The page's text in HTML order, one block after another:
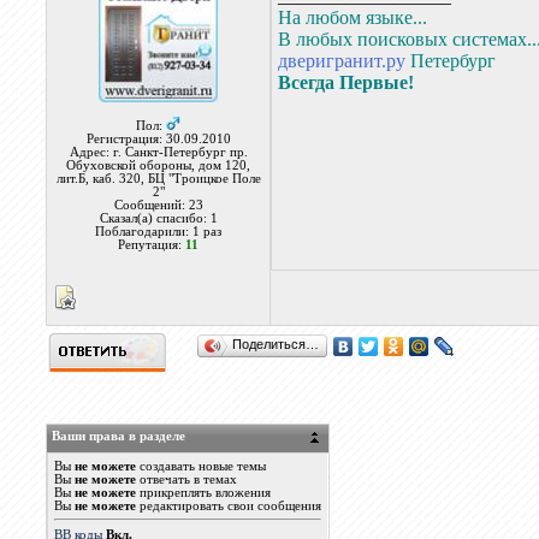
Пол:
Регистрация: 30.09.2010
Адрес: г. Санкт-Петербург пр.
Обуховской обороны, дом 120,
лит.Б, каб. 320, БЦ "Троицкое Поле
2"
Сообщений: 23
Сказал(а) спасибо: 1
Поблагодарили: 1 раз
Репутация: 11
На любом языке...
В любых поисковых системах...
дверигранит.ру Петербург
Всегда Первые!
Поделиться…
Ваши права в разделе
Выне можете создавать новые темы
Выне можете отвечать в темах
Выне можете прикреплять вложения
Выне можете редактировать свои сообщения
BB коды Вкл.